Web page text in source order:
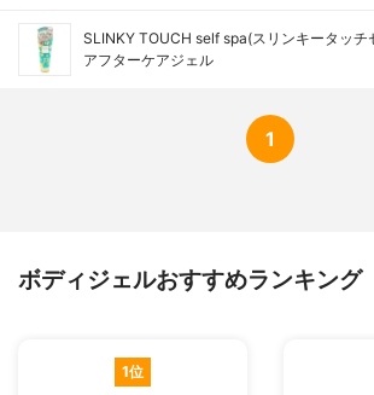
SLINKY TOUCH self spa(スリンキータッチ
アフターケアジェル
1
ボディジェルおすすめランキング
1位